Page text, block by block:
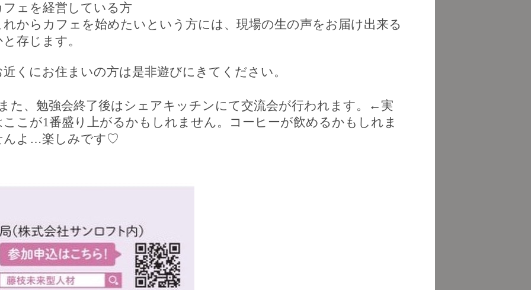
フェを経営している方
れからカフェを始めたい という方には、 現場の生の声をお届け出来る
存じます。
近くにお住まいの方は是非遊びにきてください。
た、勉強会終了後はシェアキッチンにて交流会が行われます。 ←実
ここが1番盛り上がるかもしれません。コーヒーが飲めるかもしれま
んよ…楽しみです♡